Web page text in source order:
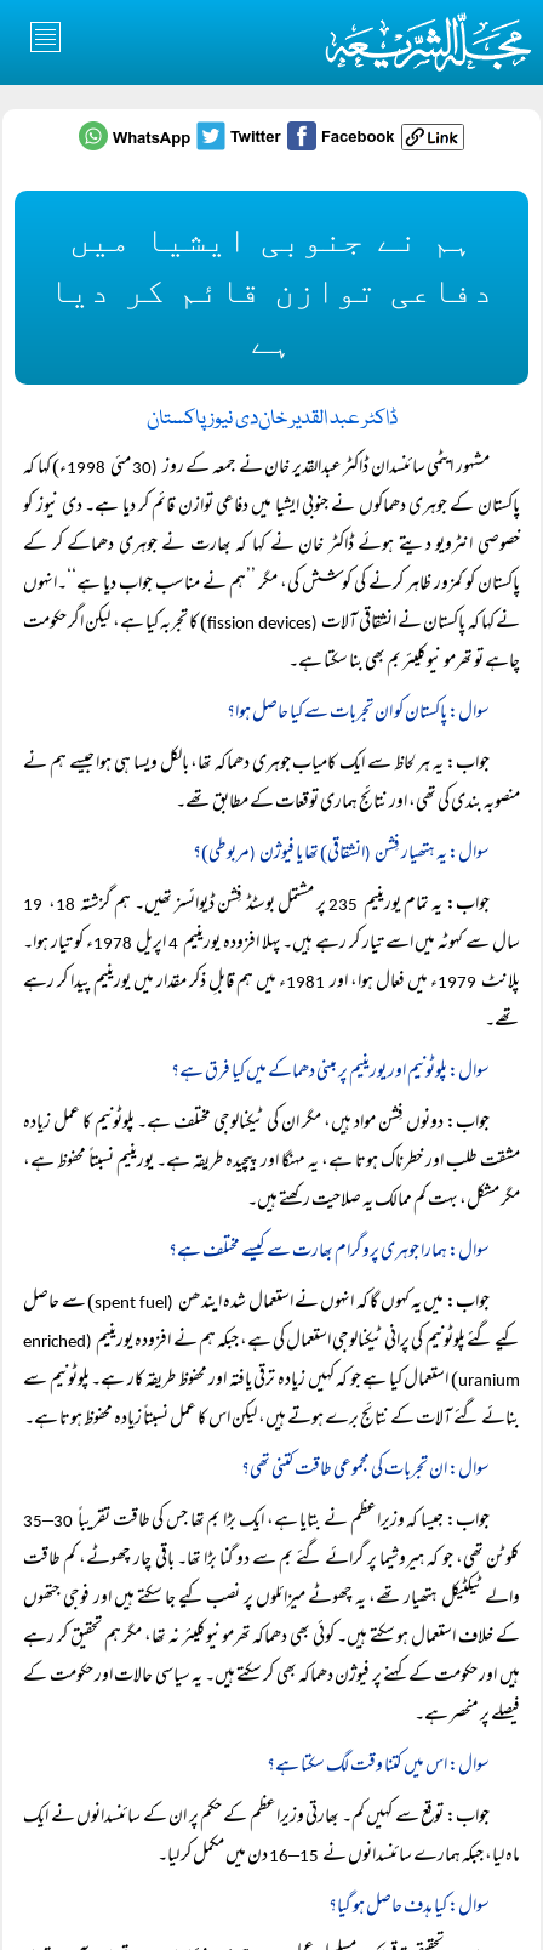
ہم نے جنوبی ایشیا میں
دفاعی توازن قائم کر دیا
ہے
ڈاکٹر عبد القدیر خاندی نیوز پاکستان
مشہور ایٹمی سائنسدان ڈاکٹر عبدالقدیر خان نے جمعہ کے روز(30 مئی
ء) کہا کہ
پاکستان کے جوہری دھماکوں نے جنوبی ایشیا میں دفاعی توازن قائم کر دیا ہے۔ دی نیوز کو
خصوصی انٹرویو دیتے ہوئے ڈاکٹر خان نے کہا کہ بھارت نے جوہری دھماکے کر کے
پاکستان کو کمزور ظاہر کرنے کی کوشش کی، مگر ’’ہم نے مناسب جواب دیا ہے‘‘۔انہوں
نے کہا کہ پاکستان نے انشقاقی آلات (
fission devices) کا تجربہ کیا ہے، لیکن اگر حکومت
چاہے تو تھرمو نیوکلیئر بم بھی بنا سکتا ہے۔
سوال: پاکستان کو ان تجربات سے کیا حاصل ہوا؟
جواب: یہ ہر لحاظ سے ایک کامیاب جوہری دھماکہ تھا، بالکل ویسا ہی ہوا جیسے ہم نے
منصوبہ بندی کی تھی، اور نتائج ہماری توقعات کے مطابق تھے۔
سوال: یہ ہتھیار فِشن (انشقاقی) تھا یا فیوژن (مربوطی)؟
جواب: یہ تمام یورینیم
پر مشتمل بوسٹڈ فِشن ڈیوائسز تھیں۔ ہم گزشتہ ،
سال سے کہوٹہ میں اسے تیار کر رہے ہیں۔ پہلا افزودہ یورینیم اپریل
ء کو تیار ہوا۔
پلانٹ
ء میں فعال ہوا، اور1981
ء میں ہم قابلِ ذکر مقدار میں یورینیم پیدا کر رہے
تھے۔
سوال: پلوٹونیم اور یورینیم پر مبنی دھماکے میں کیا فرق ہے؟
جواب: دونوں فِشن مواد ہیں، مگر ان کی ٹیکنالوجی مختلف ہے۔ پلوٹونیم کا عمل زیادہ
مشقت طلب اور خطرناک ہوتا ہے، یہ مہنگا اور پیچیدہ طریقہ ہے۔ یورینیم نسبتاً محفوظ ہے،
مگر مشکل، بہت کم ممالک یہ صلاحیت رکھتے ہیں۔
سوال: ہمارا جوہری پروگرام بھارت سے کیسے مختلف ہے؟
جواب: میں یہ کہوں گا کہ انہوں نے استعمال شدہ ایندھن (
spent fuel) سے حاصل
کیے گئے پلوٹونیم کی پرانی ٹیکنالوجی استعمال کی ہے، جبکہ ہم نے افزودہ یورینیم (
enriched
uranium) استعمال کیا ہے جو کہ کہیں زیادہ ترقی یافتہ اور محفوظ طریقہ کار ہے۔ پلوٹونیم سے
بنائے گئے آلات کے نتائج برے ہوتے ہیں، لیکن اس کا عمل نسبتاً زیادہ محفوظ ہوتا ہے۔
سوال: ان تجربات کی مجموعی طاقت کتنی تھی؟
جواب: جیسا کہ وزیراعظم نے بتایا ہے، ایک بڑا بم تھا جس کی طاقت تقریباً
–
35
کلوٹن تھی، جو کہ ہیروشیما پر گرائے گئے بم سے دو گنا بڑا تھا۔ باقی چار چھوٹے، کم طاقت
والے ٹیکٹیکل ہتھیار تھے، یہ چھوٹے میزائلوں پر نصب کیے جا سکتے ہیں اور فوجی جتھوں
کے خلاف استعمال ہو سکتے ہیں۔ کوئی بھی دھماکہ تھرمونیوکلیئر نہ تھا، مگر ہم تحقیق کر رہے
ہیں اور حکومت کے کہنے پر فیوژن دھماکہ بھی کر سکتے ہیں۔ یہ سیاسی حالات اور حکومت کے
فیصلے پر منحصر ہے۔
سوال: اس میں کتنا وقت لگ سکتا ہے؟
جواب: توقع سے کہیں کم۔ بھارتی وزیراعظم کے حکم پر ان کے سائنسدانوں نے ایک
ماہ لیا، جبکہ ہمارے سائنسدانوں نے
–
16دن میں مکمل کر لیا۔
سوال: کیا ہدف حاصل ہو گیا؟